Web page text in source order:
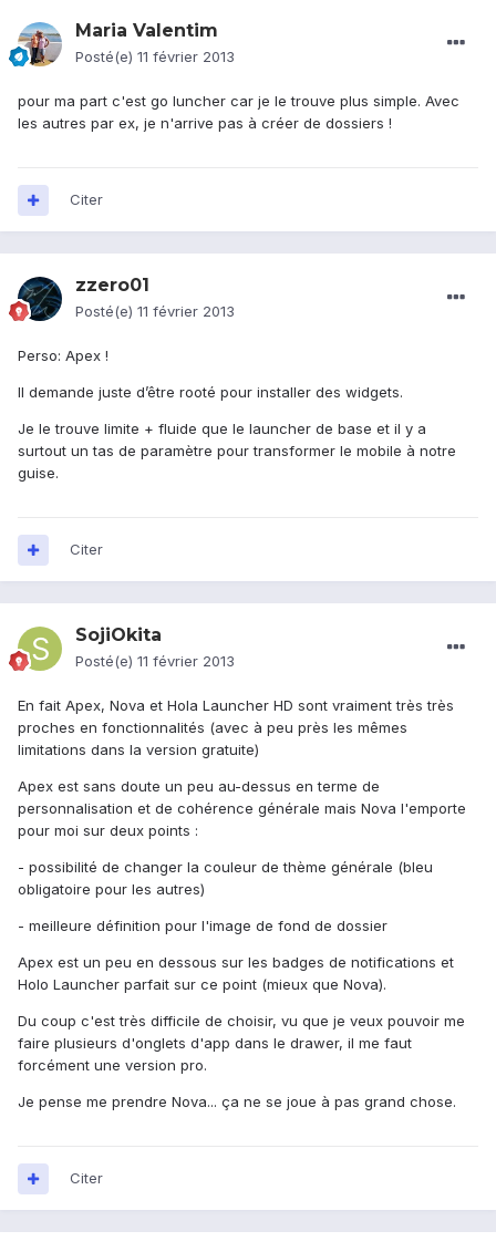
Maria Valentim
Posté(e) 11 février 2013
pour ma part c'est go luncher car je le trouve plus simple. Avec
les autres par ex, je n'arrive pas à créer de dossiers !
Citer
zzero01
Posté(e) 11 février 2013
Perso: Apex !
Il demande juste d’être rooté pour installer des widgets.
Je le trouve limite + fluide que le launcher de base et il y a
surtout un tas de paramètre pour transformer le mobile à notre
guise.
Citer
SojiOkita
Posté(e) 11 février 2013
En fait Apex, Nova et Hola Launcher HD sont vraiment très très
proches en fonctionnalités (avec à peu près les mêmes
limitations dans la version gratuite)
Apex est sans doute un peu au-dessus en terme de
personnalisation et de cohérence générale mais Nova l'emporte
pour moi sur deux points :
- possibilité de changer la couleur de thème générale (bleu
obligatoire pour les autres)
- meilleure définition pour l'image de fond de dossier
Apex est un peu en dessous sur les badges de notifications et
Holo Launcher parfait sur ce point (mieux que Nova).
Du coup c'est très difficile de choisir, vu que je veux pouvoir me
faire plusieurs d'onglets d'app dans le drawer, il me faut
forcément une version pro.
Je pense me prendre Nova... ça ne se joue à pas grand chose.
Citer